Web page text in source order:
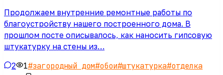
Продолжаем внутренние ремонтные работы по
благоустройству нашего построенного дома. В
прошлом посте описывалось, как наносить гипсовую
штукатурку на стены из…
2 1#загородный дом#обои#штукатурка#отделка